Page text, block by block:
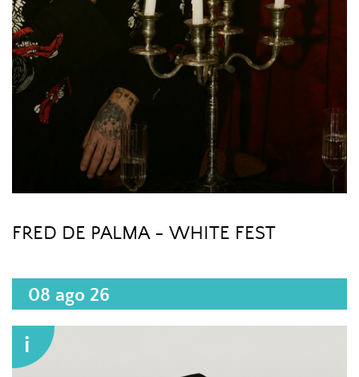
FRED DE PALMA - WHITE FEST
08 ago 26
i